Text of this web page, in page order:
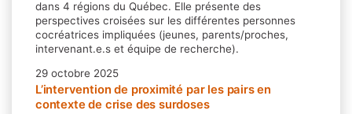
dans 4 régions du Québec. Elle présente des
perspectives croisées sur les différentes personnes
cocréatrices impliquées (jeunes, parents/proches,
intervenant.e.s et équipe de recherche).
29 octobre 2025
L’intervention de proximité par les pairs en
contexte de crise des surdoses